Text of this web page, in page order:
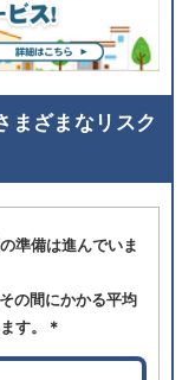
まざまなリスク
準備は進んでいま
の間にかかる平均
す。＊